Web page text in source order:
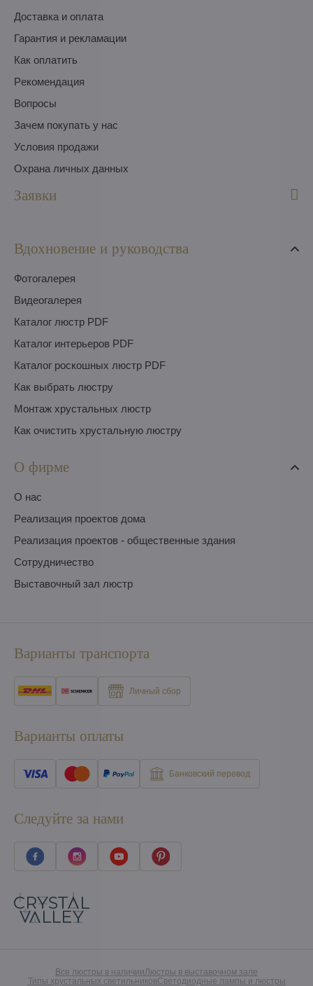
Доставка и оплата
Гарантия и рекламации
Как оплатить
Pекомендация
Вопросы
Зачем покупать у нас
Условия продажи
Охрана личных данных
Заявки
Вдохновение и руководства
Фотогалерея
Видеогалерея
Каталог люстр PDF
Каталог интерьеров PDF
Каталог роскошных люстр PDF
Как выбрать люстру
Монтаж хрустальных люстр
Как очистить хрустальную люстру
О фирме
O нас
Pеализация проектов дома
Pеализация проектов - общественные здания
Сотрудничество
Выставочный зал люстр
Варианты транспорта
Личный сбор
Варианты оплаты
Банковский перевод
Следуйте за нами
Все люстры в наличииЛюстры в выставочном зале
Типы хрустальных светильниковСветодиодные лампы и люстры